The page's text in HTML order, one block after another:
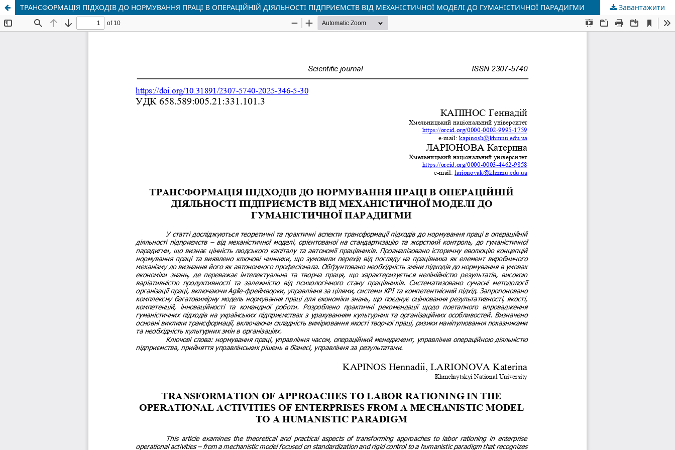
ТРАНСФОРМАЦІЯ ПІДХОДІВ ДО НОРМУВАННЯ ПРАЦІ В ОПЕРАЦІЙНІЙ ДІЯЛЬНОСТІ ПІДПРИЄМСТВ ВІД МЕХАНІСТИЧНОЇ МОДЕЛІ ДО ГУМАНІСТИЧНОЇ ПАРАДИГМИ Завантажити